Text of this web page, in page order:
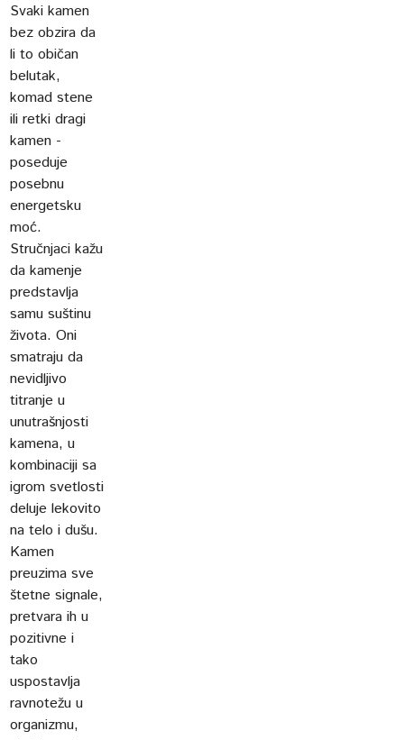
Svaki kamen
bez obzira da
li to običan
belutak,
komad stene
ili retki dragi
kamen -
poseduje
posebnu
energetsku
moć.
Stručnjaci kažu
da kamenje
predstavlja
samu suštinu
života. Oni
smatraju da
nevidljivo
titranje u
unutrašnjosti
kamena, u
kombinaciji sa
igrom svetlosti
deluje lekovito
na telo i dušu.
Kamen
preuzima sve
štetne signale,
pretvara ih u
pozitivne i
tako
uspostavlja
ravnotežu u
organizmu,